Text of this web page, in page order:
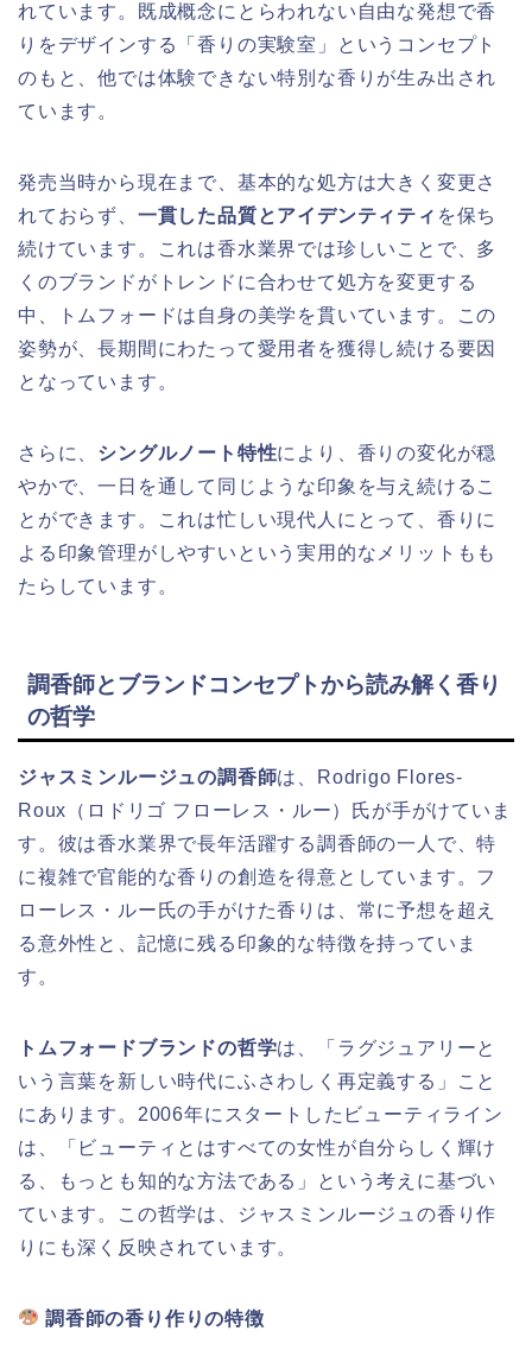
れています。既成概念にとらわれない自由な発想で香
りをデザインする「香りの実験室」というコンセプト
のもと、他では体験できない特別な香りが生み出され
ています。
発売当時から現在まで、基本的な処方は大きく変更さ
れておらず、 一貫した品質とアイデンティティ を保ち
続けています。これは香水業界では珍しいことで、多
くのブランドがトレンドに合わせて処方を変更する
中、トムフォードは自身の美学を貫いています。この
姿勢が、長期間にわたって愛用者を獲得し続ける要因
となっています。
さらに、 シングルノート特性により、香りの変化が穏
やかで、一日を通して同じような印象を与え続けるこ
とができます。これは忙しい現代人にとって、香りに
よる印象管理がしやすいという実用的なメリットもも
たらしています。
調香師とブランドコンセプトから読み解く香り
の哲学
ジャスミンルージュの調香師は、Rodrigo Flores-
Roux（ロドリゴ フローレス・ルー）氏が手がけていま
す。彼は香水業界で長年活躍する調香師の一人で、特
に複雑で官能的な香りの創造を得意としています。フ
ローレス・ルー氏の手がけた香りは、常に予想を超え
る意外性と、記憶に残る印象的な特徴を持っていま
す。
トムフォードブランドの哲学は、「ラグジュアリーと
いう言葉を新しい時代にふさわしく再定義する」こと
にあります。2006年にスタートしたビューティライン
は、「ビューティとはすべての女性が自分らしく輝け
る、もっとも知的な方法である」という考えに基づい
ています。この哲学は、ジャスミンルージュの香り作
りにも深く反映されています。
調香師の香り作りの特徴